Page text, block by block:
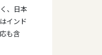
、日本
インド
も含